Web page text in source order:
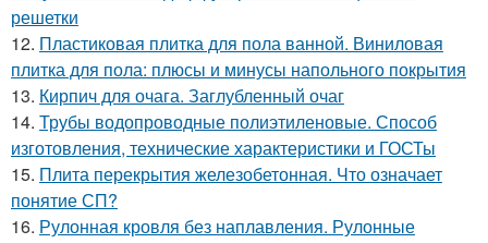
решетки
12. Пластиковая плитка для пола ванной. Виниловая
плитка для пола: плюсы и минусы напольного покрытия
13. Кирпич для очага. Заглубленный очаг
14. Трубы водопроводные полиэтиленовые. Способ
изготовления, технические характеристики и ГОСТы
15. Плита перекрытия железобетонная. Что означает
понятие СП?
16. Рулонная кровля без наплавления. Рулонные